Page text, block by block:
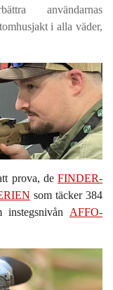
användarnas
i alla väder,
prova, de FINDER-
som täcker 384
instegsnivån AFFO-